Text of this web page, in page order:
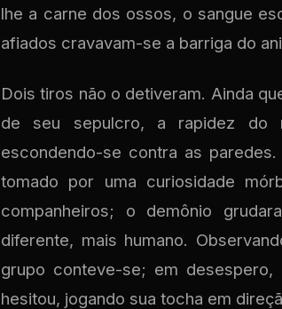
lhe a carne dos ossos, o sangue
afiados cravavam-se a barriga do
Dois tiros não o detiveram. Ainda
de seu sepulcro, a rapidez do
escondendo-se contra as
tomado por uma curiosidade
companheiros; o demônio
diferente, mais humano.
grupo conteve-se; em
hesitou, jogando sua tocha em